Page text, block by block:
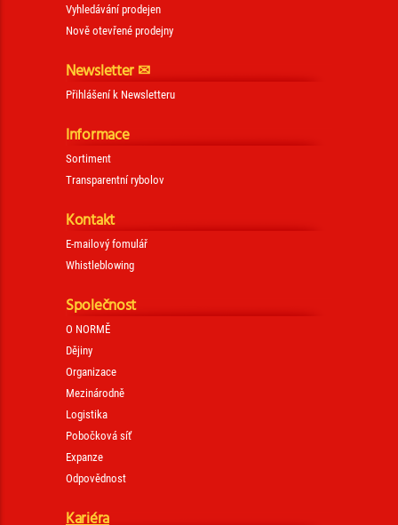
Vyhledávání prodejen
Nově otevřené prodejny
Newsletter ✉
Přihlášení k Newsletteru
Informace
Sortiment
Transparentní rybolov
Kontakt
E-mailový fomulář
Whistleblowing
Společnost
O NORMĚ
Dějiny
Organizace
Mezinárodně
Logistika
Pobočková síť
Expanze
Odpovědnost
Kariéra